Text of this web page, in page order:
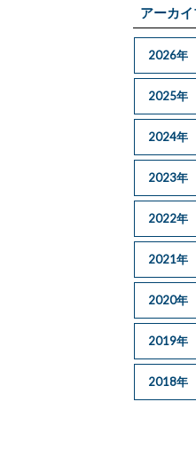
アーカイ
2026年
2025年
2024年
2023年
2022年
2021年
2020年
2019年
2018年